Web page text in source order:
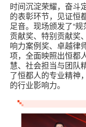
时间沉淀荣耀，奋斗
的表彰环节，见证恒
足音。现场颁发了“
贡献奖、特别贡献奖
响力案例奖、卓越律
项，全面映照出恒都
慧、社会担当与团队
了恒都人的专业精神
的行业影响力。